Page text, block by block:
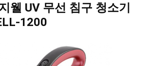
웰 UV 무선 침구 청소기
1200